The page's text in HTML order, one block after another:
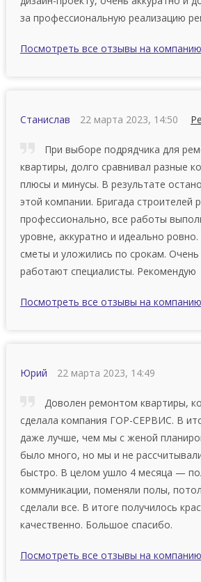
за профессиональную реализацию
Посмотреть все отзывы на
Станислав 22 марта 2023, 14:50
При выборе подрядчика для
квартиры, долго сравнивал разные
плюсы и минусы. В результате
этой компании. Бригада строителей
профессионально, все работы
уровне, аккуратно и идеально
сметы и уложились по срокам.
работают специалисты. Рекомендую
Посмотреть все отзывы на
Юрий 22 марта 2023, 14:49
Доволен ремонтом квартиры,
сделала компания ГОР-СЕРВИС. В
даже лучше, чем мы с женой
было много, но мы и не
быстро. В целом ушло 4 месяца —
коммуникации, поменяли полы,
сделали все. В итоге получилось
качественно. Большое спасибо.
Посмотреть все отзывы на